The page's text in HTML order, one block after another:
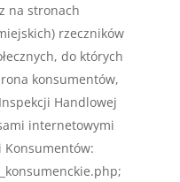
na stronach
rzeczników
do których
konsumentów,
Handlowej
internetowymi
Konsumentów: